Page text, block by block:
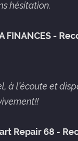
hésitation.
FINANCES -
à l’écoute et
Repair 68 -